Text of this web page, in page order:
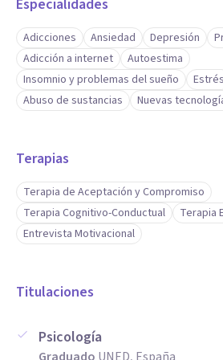
Especialidades
Adicciones Ansiedad Depresión
Adicción a internet
Autoestima
Insomnio y problemas del sueño
Estrés
Abuso de sustancias
Nuevas
Terapias
Terapia de Aceptación y Compromiso
Terapia Cognitivo-Conductual
Terapia
Entrevista Motivacional
Titulaciones
Psicología